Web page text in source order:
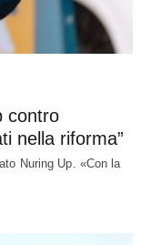
contro
nella riforma”
Nuring Up. «Con la